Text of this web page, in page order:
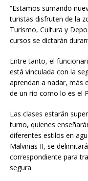
“Estamos sumando
turistas disfruten de la
Turismo, Cultura y
cursos se dictarán
Entre tanto, el
está vinculada con la
aprendan a nadar, más
de un río como lo es el
Las clases estarán
turno, quienes
diferentes estilos en
Malvinas II, se
correspondiente para
segura.